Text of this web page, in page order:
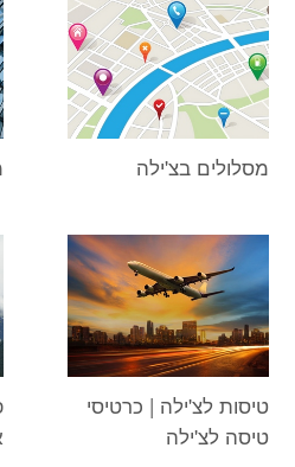
מסלולים בצ'ילה
טיסות לצ'ילה | כרטיסי
טיסה לצ'ילה